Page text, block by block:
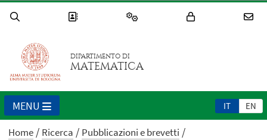
DIPARTIMENTO DI
MATEMATICA
IT EN
MENU
Home Ricerca Pubblicazioni e brevetti